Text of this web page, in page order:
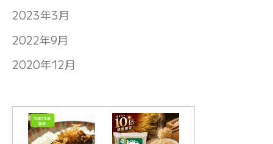
2023年3月
2022年9月
2020年12月